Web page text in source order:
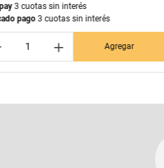
3 cuotas sin interés
pago3 cuotas sin interés
＋ Agregar